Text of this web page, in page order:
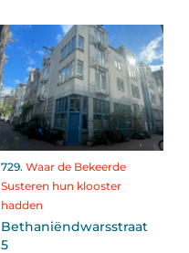
729. Waar de Bekeerde
Susteren hun klooster
hadden
Bethaniëndwarsstraat
5